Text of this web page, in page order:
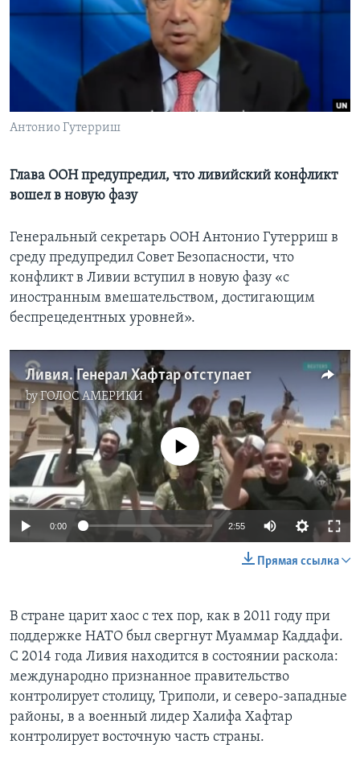
СОЦИАЛЬНЫЕ СЕТИ
Антонио Гутерриш
Глава ООН предупредил, что ливийский конфликт
вошел в новую фазу
Генеральный секретарь ООН Антонио Гутерриш в
среду предупредил Совет Безопасности, что
конфликт в Ливии вступил в новую фазу «с
иностранным вмешательством, достигающим
беспрецедентных уровней».
Ливия. Генерал Хафтар отступает
byГОЛОС АМЕРИКИ
No media source currently available
0:00 2:55
Прямая ссылка
В стране царит хаос с тех пор, как в 2011 году при
поддержке НАТО был свергнут Муаммар Каддафи.
С 2014 года Ливия находится в состоянии раскола:
международно признанное правительство
контролирует столицу, Триполи, и северо-западные
районы, в а военный лидер Халифа Хафтар
контролирует восточную часть страны.